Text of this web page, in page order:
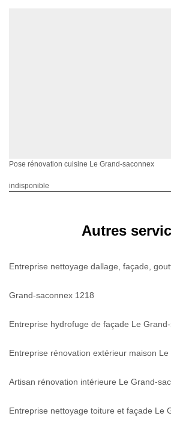
Pose rénovation cuisine Le Grand-saconnex
indisponible
Autres
Entreprise nettoyage dallage, façade,
Grand-saconnex 1218
Entreprise hydrofuge de façade Le
Entreprise rénovation extérieur maison
Artisan rénovation intérieure Le Grand-
Entreprise nettoyage toiture et façade Le